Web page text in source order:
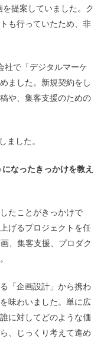
提案していました。ク
も行っていたため、非
社で「デジタルマーケ
ました。新規契約をし
や、集客支援のための
ました。
なったきっかけを教え
たことがきっかけで
げるプロジェクトを任
、集客支援、プロダク
「企画設計」から携わ
味わいました。単に広
に対してどのような価
、じっくり考えて進め